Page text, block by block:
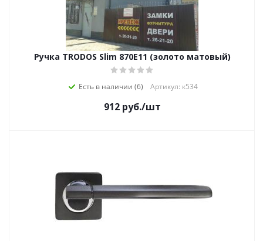
Ручка TRODOS Slim 870E11 (золото матовый)
Есть в наличии (6) Артикул: к534
912руб./шт